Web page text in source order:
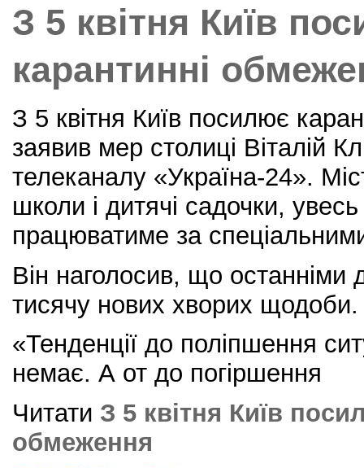
k
З 5 квітня Київ
карантинні
З 5 квітня Київ посилює
заявив мер столиці Віталій
телеканалу «Україна-24».
школи і дитячі садочки,
працюватиме за
Він наголосив, що останніми
тисячу нових хворих щодоби.
«Тенденції до поліпшення
немає. А от до погіршення
Читати З 5 квітня Київ
обмеження